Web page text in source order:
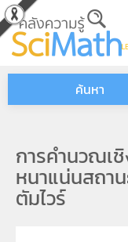
Skip to main
ค้นหา
การคำนวณเชิ
หนาแน่นสถา
ตัมไวร์